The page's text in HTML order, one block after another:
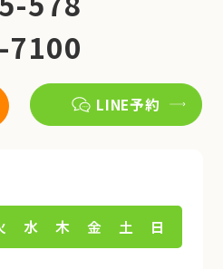
LINE予約
水 木 金 土 日